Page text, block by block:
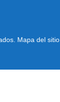
Mapa del sitio